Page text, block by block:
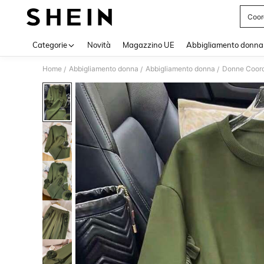
Categorie Novità Magazzino UE Abbigliamento donna
Home / Abbigliamento donna / Abbigliamento donna / Donne